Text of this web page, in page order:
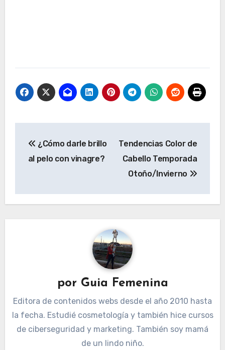
de
¿Cómo darle brillo
al pelo con vinagre?
Tendencias Color de
Cabello Temporada
Otoño/Invierno
por Guia Femenina
Editora de contenidos webs desde el año 2010 hasta
la fecha. Estudié cosmetología y también hice cursos
de ciberseguridad y marketing. También soy mamá
de un lindo niño.